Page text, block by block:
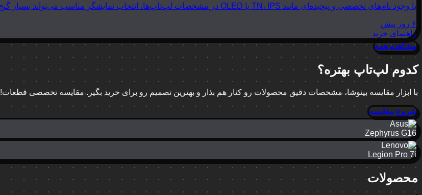
با وجود نام‌های تخصصی و پیچیده‌ای مانند TN، IPS یا OLED در مشخصات لپ‌تاپ‌ها، انتخاب نمایشگر مناسب می‌تواند بسیار گیج‌کننده باشد. در این مقاله از بینوشا، قصد داریم به زبانی…
۶ روز پیش
راهنمای خرید
مشاهده همه
کدوم لپ‌تاپ بهتره؟
با ابزار مقایسه بینوشا، مشخصات دقیق محصولات رو کنار هم بذار و بهترین تصمیم رو برای خرید بگیر. مقایسه تخصصی قطعات!
شروع مقایسه
Zephyrus G16
Legion Pro 7i
محصولات